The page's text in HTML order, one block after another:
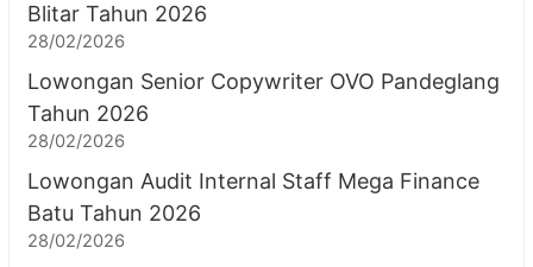
Blitar Tahun 2026
28/02/2026
Lowongan Senior Copywriter OVO Pandeglang
Tahun 2026
28/02/2026
Lowongan Audit Internal Staff Mega Finance
Batu Tahun 2026
28/02/2026